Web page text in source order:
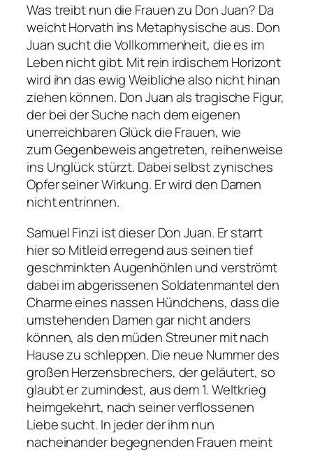
Was treibt nun die Frauen zu Don Juan? Da
weicht Horvath ins Metaphysische aus. Don
Juan sucht die Vollkommenheit, die es im
Leben nicht gibt. Mit rein irdischem Horizont
wird ihn das ewig Weibliche also nicht hinan
ziehen können. Don Juan als tragische Figur,
der bei der Suche nach dem eigenen
unerreichbaren Glück die Frauen, wie
zum Gegenbeweis angetreten, reihenweise
ins Unglück stürzt. Dabei selbst zynisches
Opfer seiner Wirkung. Er wird den Damen
nicht entrinnen.
Samuel Finzi ist dieser Don Juan. Er starrt
hier so Mitleid erregend aus seinen tief
geschminkten Augenhöhlen und verströmt
dabei im abgerissenen Soldatenmantel den
Charme eines nassen Hündchens, dass die
umstehenden Damen gar nicht anders
können, als den müden Streuner mit nach
Hause zu schleppen. Die neue Nummer des
großen Herzensbrechers, der geläutert, so
glaubt er zumindest, aus dem 1. Weltkrieg
heimgekehrt, nach seiner verflossenen
Liebe sucht. In jeder der ihm nun
nacheinander begegnenden Frauen meint